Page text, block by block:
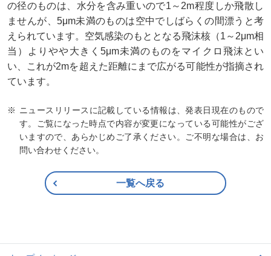
の径のものは、水分を含み重いので1～2m程度しか飛散し
ませんが、5μm未満のものは空中でしばらくの間漂うと考
えられています。空気感染のもととなる飛沫核（1～2μm相
当）よりやや大きく5μm未満のものをマイクロ飛沫とい
い、これが2mを超えた距離にまで広がる可能性が指摘され
ています。
ニュースリリースに記載している情報は、発表日現在のもので
す。ご覧になった時点で内容が変更になっている可能性がござ
いますので、あらかじめご了承ください。ご不明な場合は、お
問い合わせください。
一覧へ戻る